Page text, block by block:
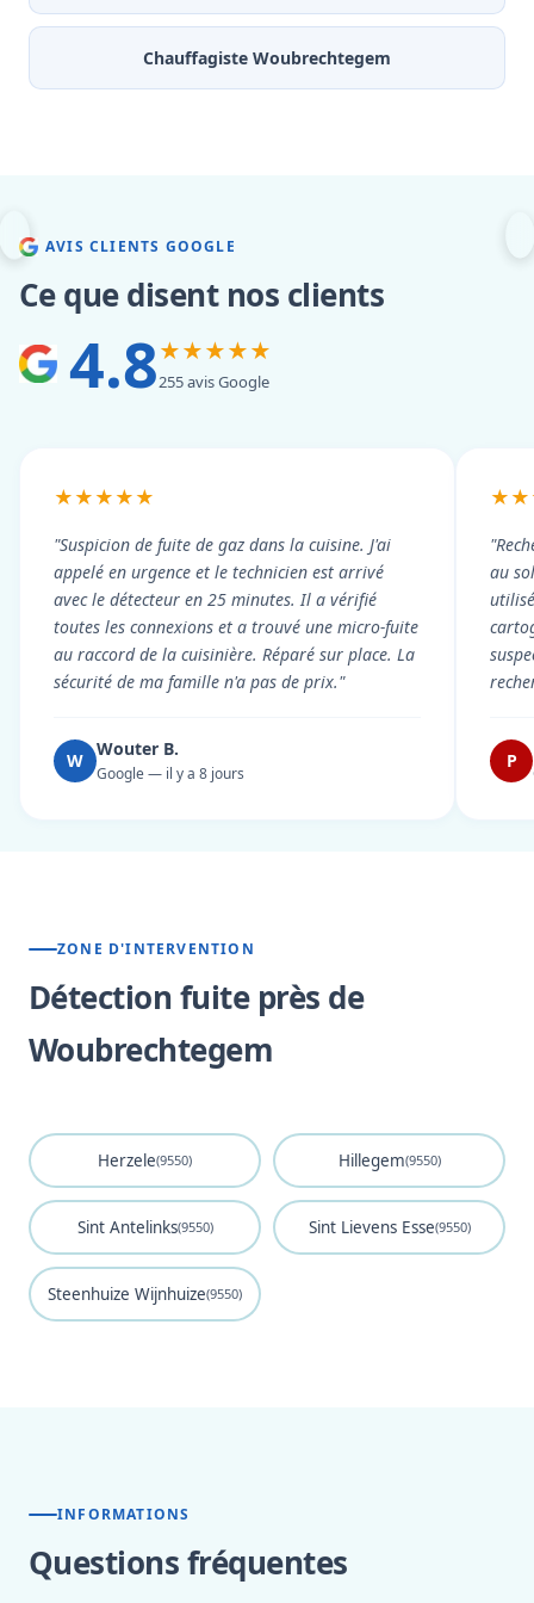
Chauffagiste Woubrechtegem
AVIS CLIENTS GOOGLE
Ce que disent nos clients
4.8★★★★★
255 avis Google
★★★★★
"Suspicion de fuite de gaz dans la cuisine. J'ai
appelé en urgence et le technicien est arrivé
avec le détecteur en 25 minutes. Il a vérifié
toutes les connexions et a trouvé une micro-fuite
au raccord de la cuisinière. Réparé sur place. La
sécurité de ma famille n'a pas de prix."
W
Wouter B.
Google — il y a 8 jours
au
P
ZONE D'INTERVENTION
Détection fuite près de
Woubrechtegem
Herzele(9550) Hillegem(9550)
Sint Antelinks(9550) Sint Lievens Esse(9550)
Steenhuize Wijnhuize(9550)
INFORMATIONS
Questions fréquentes